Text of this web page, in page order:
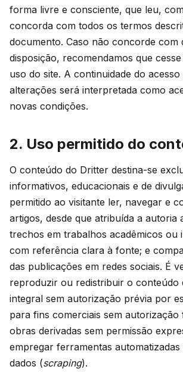
forma livre e consciente, que leu,
concorda com todos os termos
documento. Caso não concorde com
disposição, recomendamos que
uso do site. A continuidade do
alterações será interpretada como
novas condições.
2. Uso permitido do
O conteúdo do Dritter destina-se
informativos, educacionais e de
permitido ao visitante ler, navegar e
artigos, desde que atribuída a autoria
trechos em trabalhos acadêmicos ou
com referência clara à fonte; e
das publicações em redes sociais. É
reproduzir ou redistribuir o conteúdo
integral sem autorização prévia por
para fins comerciais sem
obras derivadas sem permissão
empregar ferramentas automatizadas
dados (scraping).